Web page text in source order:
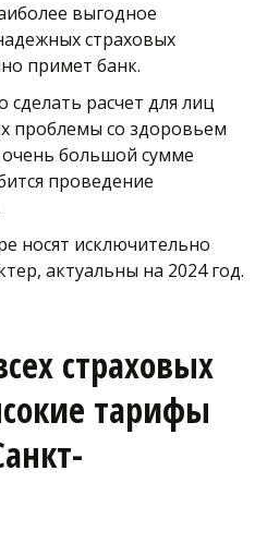
выгодное
страховых
примет банк.
расчет для лиц
проблемы со здоровьем
большой сумме
проведение
носят исключительно
актуальны на 2024 год.
страховых
тарифы